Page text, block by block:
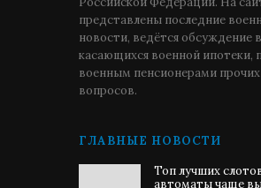
представлены последние
новости, ведётся обсуждение
касающихся военной ипотеки,
военным пенсионерами прочих
вопросов.
ГЛАВНЫЕ НОВОСТИ
Топ лучших
автоматы чаще